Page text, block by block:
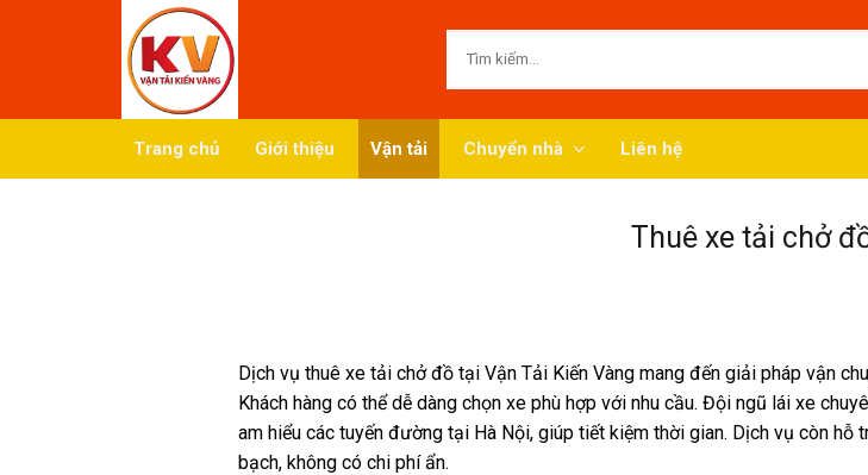
Trang chủ Giới thiệu Vận tải Chuyển nhà Liên hệ
Thuê xe tải chở
Dịch vụ thuê xe tải chở đồ tại Vận Tải Kiến Vàng mang đến giải pháp vận
Khách hàng có thể dễ dàng chọn xe phù hợp với nhu cầu. Đội ngũ lái xe
am hiểu các tuyến đường tại Hà Nội, giúp tiết kiệm thời gian. Dịch vụ còn
bạch, không có chi phí ẩn.